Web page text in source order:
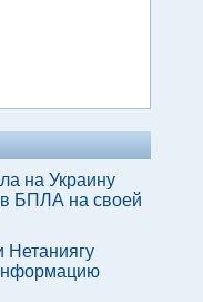
на Украину
БПЛА на своей
Нетаниягу